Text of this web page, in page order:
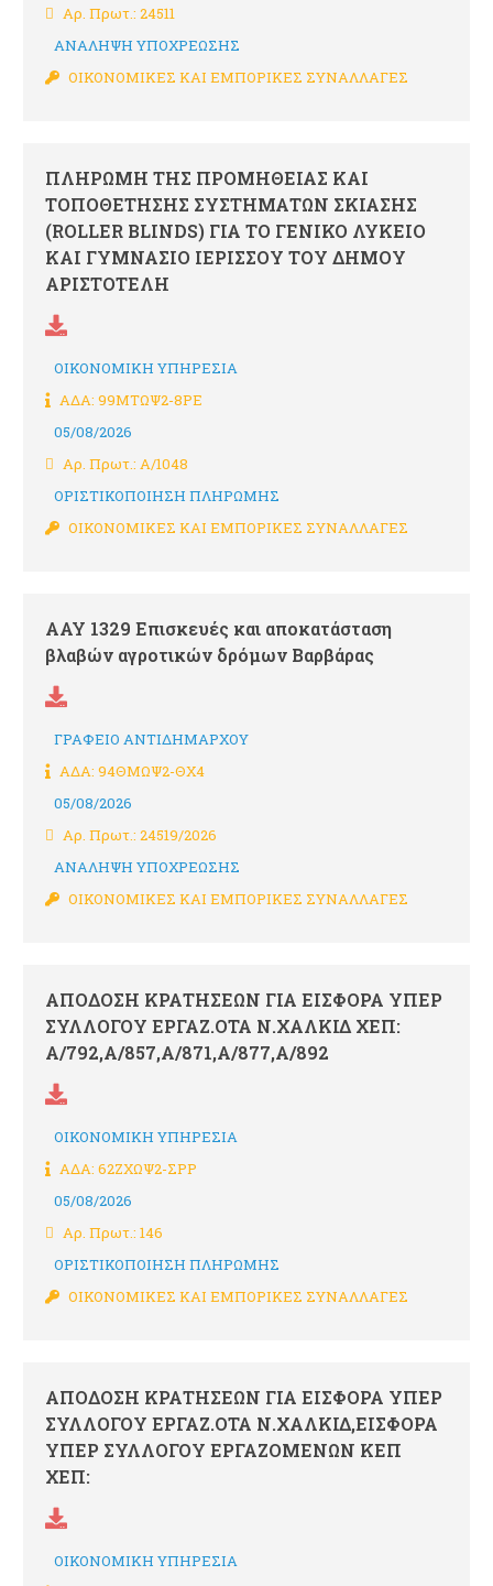
Αρ. Πρωτ.: 24511
ΑΝΑΛΗΨΗ ΥΠΟΧΡΕΩΣΗΣ
ΟΙΚΟΝΟΜΙΚΕΣ ΚΑΙ ΕΜΠΟΡΙΚΕΣ ΣΥΝΑΛΛΑΓΕΣ
ΠΛΗΡΩΜΗ ΤΗΣ ΠΡΟΜΗΘΕΙΑΣ ΚΑΙ
ΤΟΠΟΘΕΤΗΣΗΣ ΣΥΣΤΗΜΑΤΩΝ ΣΚΙΑΣΗΣ
(ROLLER BLINDS) ΓΙΑ ΤΟ ΓΕΝΙΚΟ ΛΥΚΕΙΟ
ΚΑΙ ΓΥΜΝΑΣΙΟ ΙΕΡΙΣΣΟΥ ΤΟΥ ΔΗΜΟΥ
ΑΡΙΣΤΟΤΕΛΗ
ΟΙΚΟΝΟΜΙΚΗ ΥΠΗΡΕΣΙΑ
ΑΔΑ: 99ΜΤΩΨ2-8ΡΕ
05/08/2026
Αρ. Πρωτ.: Α/1048
ΟΡΙΣΤΙΚΟΠΟΙΗΣΗ ΠΛΗΡΩΜΗΣ
ΟΙΚΟΝΟΜΙΚΕΣ ΚΑΙ ΕΜΠΟΡΙΚΕΣ ΣΥΝΑΛΛΑΓΕΣ
ΑΑΥ 1329 Επισκευές και αποκατάσταση
βλαβών αγροτικών δρόμων Βαρβάρας
ΓΡΑΦΕΙΟ ΑΝΤΙΔΗΜΑΡΧΟΥ
ΑΔΑ: 94ΘΜΩΨ2-ΘΧ4
05/08/2026
Αρ. Πρωτ.: 24519/2026
ΑΝΑΛΗΨΗ ΥΠΟΧΡΕΩΣΗΣ
ΟΙΚΟΝΟΜΙΚΕΣ ΚΑΙ ΕΜΠΟΡΙΚΕΣ ΣΥΝΑΛΛΑΓΕΣ
ΑΠΟΔΟΣΗ ΚΡΑΤΗΣΕΩΝ ΓΙΑ ΕΙΣΦΟΡΑ ΥΠΕΡ
ΣΥΛΛΟΓΟΥ ΕΡΓΑΖ.ΟΤΑ Ν.ΧΑΛΚΙΔ ΧΕΠ:
Α/792,Α/857,Α/871,Α/877,Α/892
ΟΙΚΟΝΟΜΙΚΗ ΥΠΗΡΕΣΙΑ
ΑΔΑ: 62ΖΧΩΨ2-ΣΡΡ
05/08/2026
Αρ. Πρωτ.: 146
ΟΡΙΣΤΙΚΟΠΟΙΗΣΗ ΠΛΗΡΩΜΗΣ
ΟΙΚΟΝΟΜΙΚΕΣ ΚΑΙ ΕΜΠΟΡΙΚΕΣ ΣΥΝΑΛΛΑΓΕΣ
ΑΠΟΔΟΣΗ ΚΡΑΤΗΣΕΩΝ ΓΙΑ ΕΙΣΦΟΡΑ ΥΠΕΡ
ΣΥΛΛΟΓΟΥ ΕΡΓΑΖ.ΟΤΑ Ν.ΧΑΛΚΙΔ,ΕΙΣΦΟΡΑ
ΥΠΕΡ ΣΥΛΛΟΓΟΥ ΕΡΓΑΖΟΜΕΝΩΝ ΚΕΠ
ΧΕΠ:
ΟΙΚΟΝΟΜΙΚΗ ΥΠΗΡΕΣΙΑ